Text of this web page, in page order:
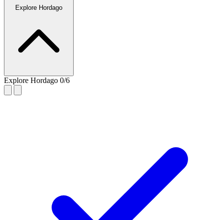
Explore Hordago
Explore Hordago 0/6